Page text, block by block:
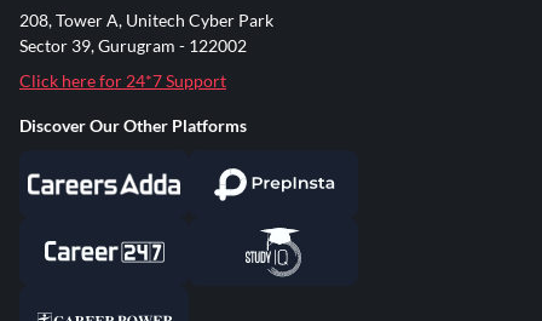
208, Tower A, Unitech Cyber Park
Sector 39, Gurugram - 122002
Click here for 24*7 Support
Discover Our Other Platforms